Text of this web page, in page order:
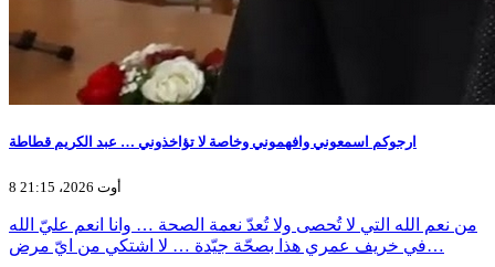
ارجوكم اسمعوني وافهموني وخاصة لا تؤاخذوني … عبد الكريم قطاطة
8 أوت 2026، 21:15
من نعم الله التي لا تُحصى ولا تُعدّ نعمة الصحة … وانا انعم عليّ الله
في خريف عمري هذا بصحّة جيّدة … لا اشتكي من ايّ مرض…